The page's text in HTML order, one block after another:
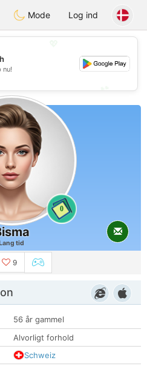
Mode Log ind
💕
nu!
0
tid
9
56 år gammel
Alvorligt forhold
Schweiz